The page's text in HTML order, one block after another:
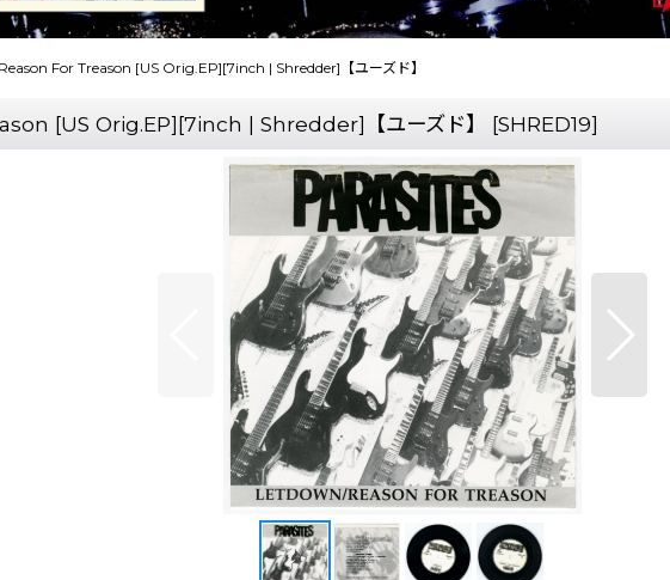
For Treason [US Orig.EP][7inch | Shredder]【ユーズド】
[US Orig.EP][7inch | Shredder]【ユーズド】 [SHRED19]